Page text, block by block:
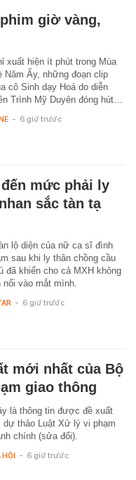
giờ vàng,
xuất hiện ít phút trong Mùa
Năm Ấy, những đoạn clip
cô Sinh dạy Hoá do diễn
Trình Mỹ Duyên đóng hút…
- 6 giờ trước
mức phải ly
sắc tàn tạ
lộ diện của nữ ca sĩ đình
sau khi ly thân chồng cầu
đã khiến cho cả MXH không
nổi vào mắt mình.
- 6 giờ trước
mới nhất của Bộ
giao thông
là thông tin được đề xuất
dự thảo Luật Xử lý vi phạm
chính (sửa đổi).
HỘI - 6 giờ trước